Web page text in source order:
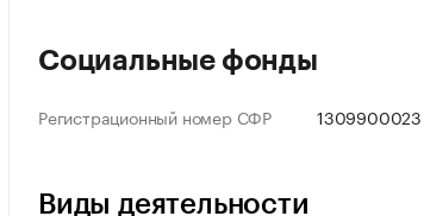
Социальные фонды
Регистрационный номер СФР 1309900023
Виды деятельности